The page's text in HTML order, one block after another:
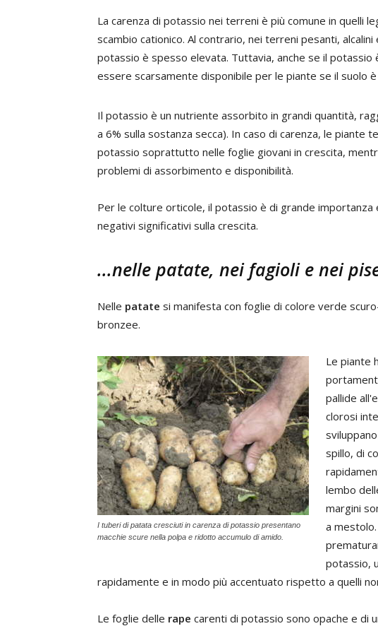
La carenza di potassio nei terreni è più comune in quelli
scambio cationico. Al contrario, nei terreni pesanti, alcalini
potassio è spesso elevata. Tuttavia, anche se il
essere scarsamente disponibile per le piante se il suolo
Il potassio è un nutriente assorbito in grandi quantità,
a 6% sulla sostanza secca). In caso di carenza, le piante
potassio soprattutto nelle foglie giovani in crescita,
problemi di assorbimento e disponibilità.
Per le colture orticole, il potassio è di grande importanza
negativi significativi sulla crescita.
...nelle patate, nei fagioli e nei
Nelle patate si manifesta con foglie di colore verde
bronzee.
I tuberi di patata cresciuti in carenza di potassio presentano
macchie scure nella polpa e ridotto accumulo di amido.
Le piante
pallide
clorosi
spillo, di
lembo
margini
a
potassio,
rapidamente e in modo più accentuato rispetto a quelli
Le foglie delle rape carenti di potassio sono opache e di